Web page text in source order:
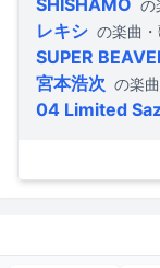
の
レキシ の楽曲
SUPER
宮本浩次 の楽
04 Limited